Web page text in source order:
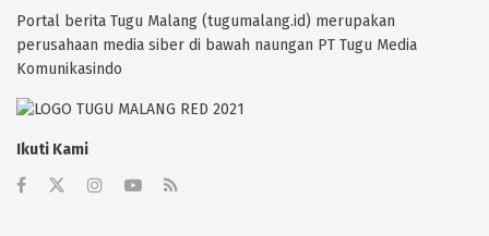
Portal berita Tugu Malang (tugumalang.id) merupakan
perusahaan media siber di bawah naungan PT Tugu Media
Komunikasindo
Ikuti Kami